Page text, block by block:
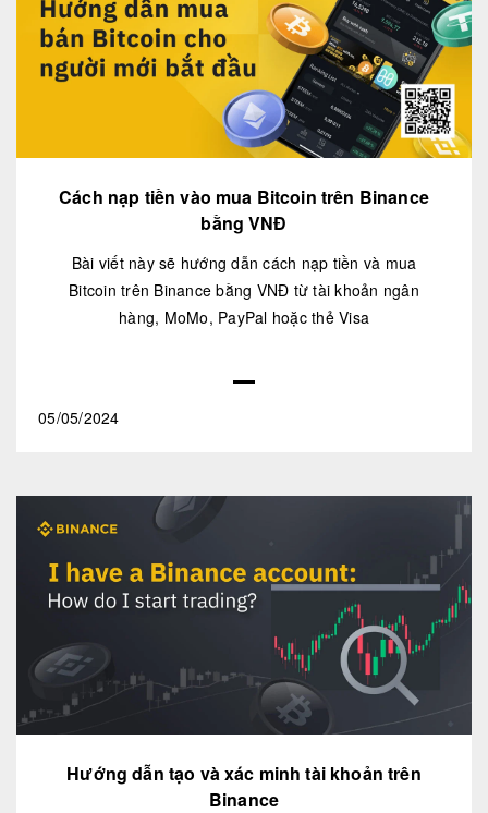
Cách nạp tiền vào mua Bitcoin trên Binance
bằng VNĐ
Bài viết này sẽ hướng dẫn cách nạp tiền và mua
Bitcoin trên Binance bằng VNĐ từ tài khoản ngân
hàng, MoMo, PayPal hoặc thẻ Visa
05/05/2024
Hướng dẫn tạo và xác minh tài khoản trên
Binance